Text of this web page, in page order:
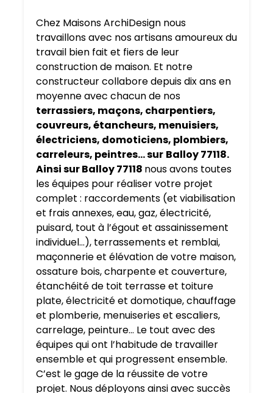
Chez Maisons ArchiDesign nous
travaillons avec nos artisans amoureux du
travail bien fait et fiers de leur
construction de maison. Et notre
constructeur collabore depuis dix ans en
moyenne avec chacun de nos
terrassiers, maçons, charpentiers,
couvreurs, étancheurs, menuisiers,
électriciens, domoticiens, plombiers,
carreleurs, peintres… sur Balloy 77118.
Ainsi sur Balloy 77118 nous avons toutes
les équipes pour réaliser votre projet
complet : raccordements (et viabilisation
et frais annexes, eau, gaz, électricité,
puisard, tout à l’égout et assainissement
individuel…), terrassements et remblai,
maçonnerie et élévation de votre maison,
ossature bois, charpente et couverture,
étanchéité de toit terrasse et toiture
plate, électricité et domotique, chauffage
et plomberie, menuiseries et escaliers,
carrelage, peinture… Le tout avec des
équipes qui ont l’habitude de travailler
ensemble et qui progressent ensemble.
C’est le gage de la réussite de votre
projet. Nous déployons ainsi avec succès